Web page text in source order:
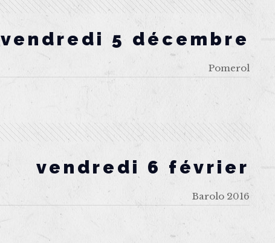
vendredi 5 décembre
Pomerol
vendredi 6 février
Barolo 2016